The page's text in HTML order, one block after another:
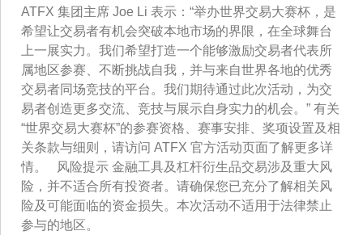
ATFX 集团主席 Joe Li 表示：“举办世界交易大赛杯，是
希望让交易者有机会突破本地市场的界限，在全球舞台
上一展实力。我们希望打造一个能够激励交易者代表所
属地区参赛、不断挑战自我，并与来自世界各地的优秀
交易者同场竞技的平台。我们期待通过此次活动，为交
易者创造更多交流、竞技与展示自身实力的机会。” 有关
“世界交易大赛杯”的参赛资格、赛事安排、奖项设置及相
关条款与细则，请访问 ATFX 官方活动页面了解更多详
情。 风险提示 金融工具及杠杆衍生品交易涉及重大风
险，并不适合所有投资者。请确保您已充分了解相关风
险及可能面临的资金损失。本次活动不适用于法律禁止
参与的地区。